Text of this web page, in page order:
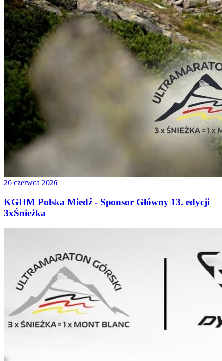
26 czerwca 2026
KGHM Polska Miedź - Sponsor Główny 13. edycji
3xŚnieżka